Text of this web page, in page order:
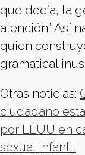
que decía, la
atención”. Así
quien
gramatical
Otras noticias:
ciudadano
por EEUU en
sexual infantil